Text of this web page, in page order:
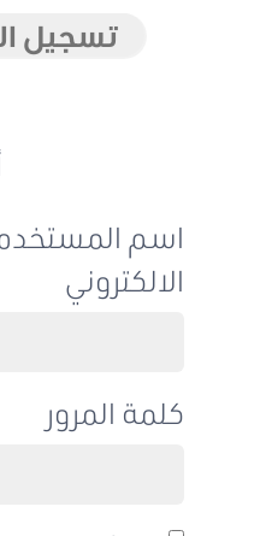
تسجيل
اسم المستخدم أو
الالكتروني
كلمة المرور